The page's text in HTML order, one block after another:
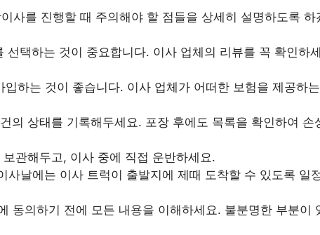
사를 진행할 때 주의해야 할 점들을 상세히 설명하도록 하
택하는 것이 중요합니다. 이사 업체의 리뷰를 꼭 확인하
하는 것이 좋습니다. 이사 업체가 어떠한 보험을 제공하
의 상태를 기록해두세요. 포장 후에도 목록을 확인하여 손
관해두고, 이사 중에 직접 운반하세요.
날에는 이사 트럭이 출발지에 제때 도착할 수 있도록 일
동의하기 전에 모든 내용을 이해하세요. 불분명한 부분이